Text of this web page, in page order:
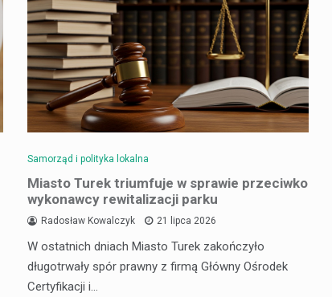
Samorząd i polityka lokalna
Miasto Turek triumfuje w sprawie przeciwko
wykonawcy rewitalizacji parku
Radosław Kowalczyk 21 lipca 2026
W ostatnich dniach Miasto Turek zakończyło
długotrwały spór prawny z firmą Główny Ośrodek
Certyfikacji i…